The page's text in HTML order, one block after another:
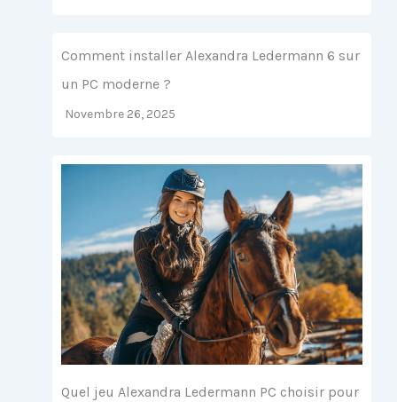
Comment installer Alexandra Ledermann 6 sur
un PC moderne ?
Novembre 26, 2025
Quel jeu Alexandra Ledermann PC choisir pour